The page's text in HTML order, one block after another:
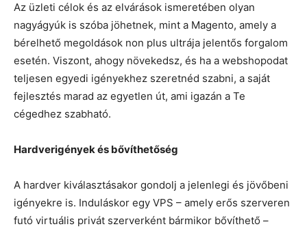
Az üzleti célok és az elvárások ismeretében olyan
nagyágyúk is szóba jöhetnek, mint a Magento, amely a
bérelhető megoldások non plus ultrája jelentős forgalom
esetén. Viszont, ahogy növekedsz, és ha a webshopodat
teljesen egyedi igényekhez szeretnéd szabni, a saját
fejlesztés marad az egyetlen út, ami igazán a Te
cégedhez szabható.
Hardverigények és bővíthetőség
A hardver kiválasztásakor gondolj a jelenlegi és jövőbeni
igényekre is. Induláskor egy VPS – amely erős szerveren
futó virtuális privát szerverként bármikor bővíthető –